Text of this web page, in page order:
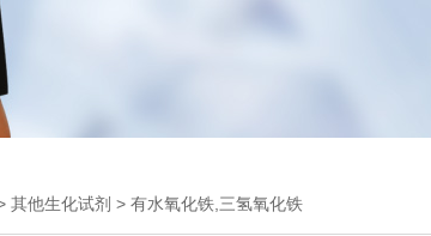
其他生化试剂 > 有水氧化铁,三氢氧化铁